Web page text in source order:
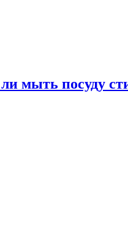
ли мыть посуду